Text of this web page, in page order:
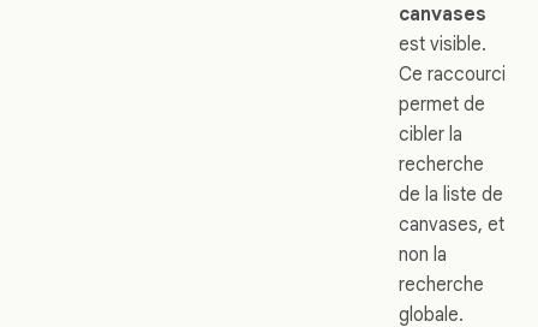
canvases
est visible.
Ce raccourci
permet de
cibler la
recherche
de la liste de
canvases, et
non la
recherche
globale.